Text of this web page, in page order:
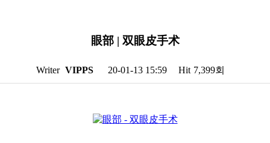
眼部 | 双眼皮手术
Writer VIPPS 20-01-13 15:59 Hit 7,399회